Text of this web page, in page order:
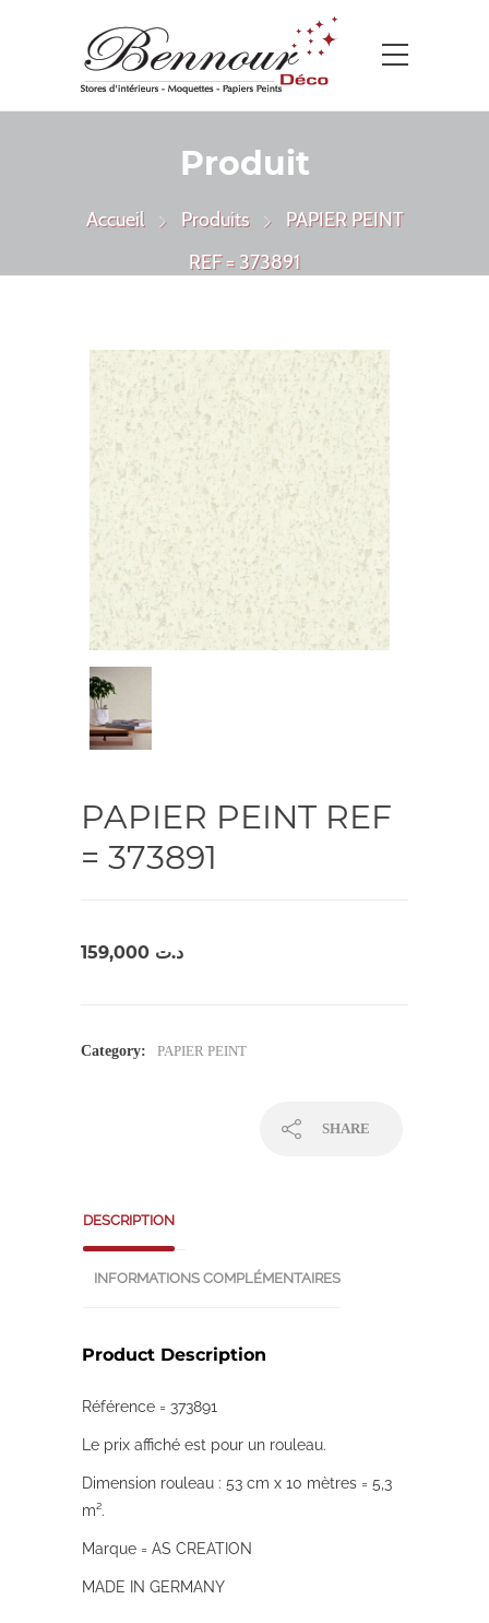
Produit
Accueil Produits
PAPIER PEINT
REF = 373891
PAPIER PEINT REF
= 373891
د.ت
Category: PAPIER PEINT
SHARE
DESCRIPTION
INFORMATIONS COMPLÉMENTAIRES
Product Description
Référence = 373891
Le prix affiché est pour un rouleau.
Dimension rouleau : 53 cm x 10 mètres = 5,3
m².
Marque = AS CREATION
MADE IN GERMANY